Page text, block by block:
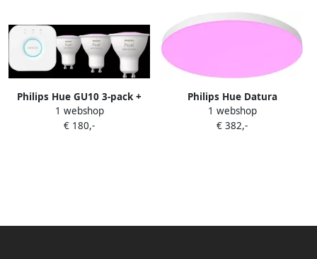
Philips Hue GU10 3-pack +
Bridge starterkit
1 webshop
€ 180,-
Philips Hue Datura
paneellamp White and Color
rond wit
1 webshop
€ 382,-